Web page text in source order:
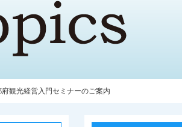
府観光経営入門セミナーのご案内